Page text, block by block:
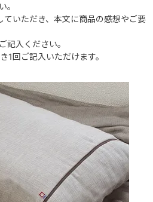
。
いただき、本文に商品の感想やご要
記入ください。
1回ご記入いただけます。